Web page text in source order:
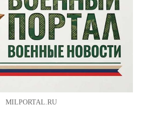
MILPORTAL.RU